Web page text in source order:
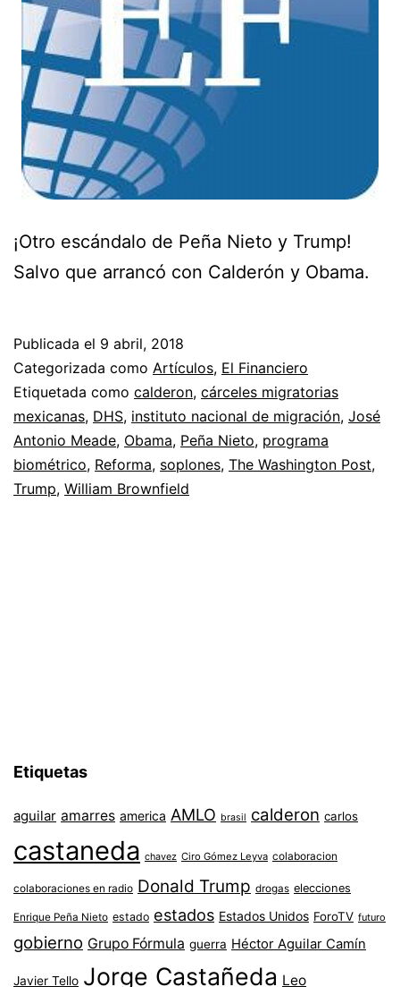
¡Otro escándalo de Peña Nieto y Trump!
Salvo que arrancó con Calderón y Obama.
Publicada el 9 abril, 2018
Categorizada como Artículos, El Financiero
Etiquetada como calderon, cárceles migratorias
mexicanas, DHS, instituto nacional de migración, José
Antonio Meade, Obama, Peña Nieto, programa
biométrico, Reforma, soplones, The Washington Post,
Trump, William Brownfield
Etiquetas
aguilar amarres america AMLO brasil calderon carlos
castaneda chavez Ciro Gómez Leyva colaboracion
colaboraciones en radio Donald Trump drogas elecciones
Enrique Peña Nieto estado estados Estados Unidos ForoTV futuro
gobierno Grupo Fórmula guerra Héctor Aguilar Camín
Javier Tello Jorge Castañeda Leo